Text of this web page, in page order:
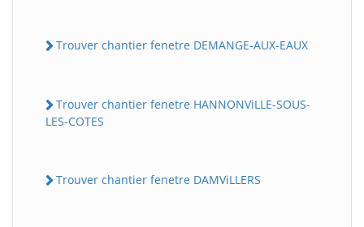
Trouver chantier fenetre DEMANGE-AUX-EAUX
Trouver chantier fenetre HANNONViLLE-SOUS-
LES-COTES
Trouver chantier fenetre DAMViLLERS